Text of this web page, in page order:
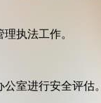
执法工作。
室进行安全评估。